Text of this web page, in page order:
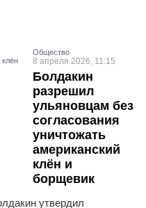
Общество
8 апреля 2026, 11:15
Болдакин
разрешил
ульяновцам без
согласования
уничтожать
американский
клён и
борщевик
утвердил